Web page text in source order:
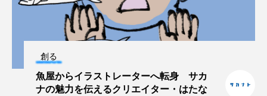
健康 八景島シーパラダイス
剥製 動物園 化石 北の大地の水族館
創る
魚屋からイラストレーターへ転身 サカ
ナの魅力を伝えるクリエイター・はたな